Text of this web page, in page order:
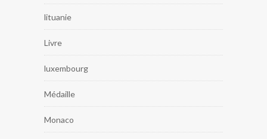
lituanie
Livre
luxembourg
Médaille
Monaco